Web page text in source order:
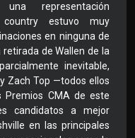
representación
country estuvo muy
en ninguna de
de Wallen de la
inevitable,
Zach Top —todos ellos
Premios CMA de este
candidatos a mejor
en las principales